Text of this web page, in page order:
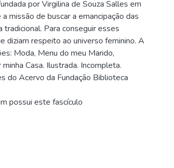
por Virgilina de Souza Salles em
missão de buscar a emancipação das
Para conseguir esses
diziam respeito ao universo feminino. A
Moda, Menu do meu Marido,
Casa. Ilustrada. Incompleta.
do Acervo da Fundação Biblioteca
possui este fascículo